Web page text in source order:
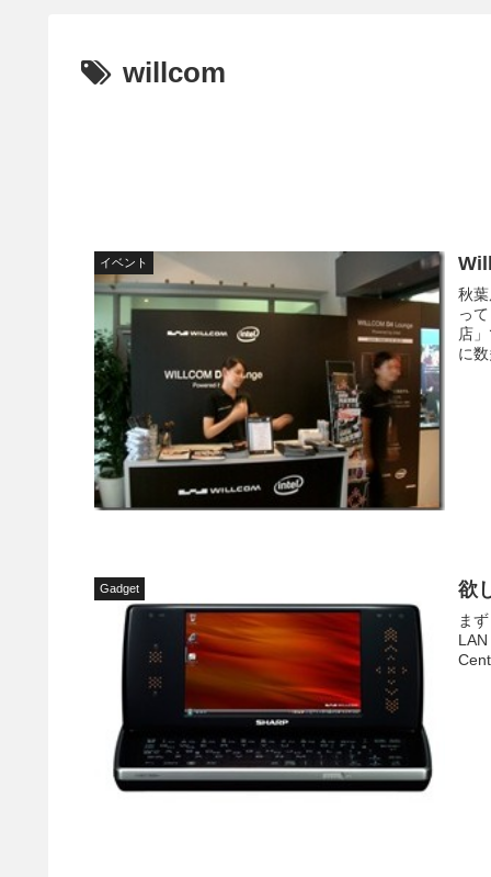
willcom
イベント
秋
っ
店
に
Gadget 欲
ま